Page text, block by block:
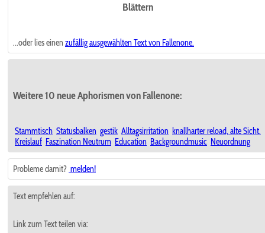
Blättern
...oder lies einen zufällig ausgewählten Text von Fallenone.
Weitere 10 neue Aphorismen von Fallenone:
Stammtisch Statusbalken gestik Alltagsirritation knallharter reload, alte Sicht.
Kreislauf Faszination Neutrum Education Backgroundmusic Neuordnung
Probleme damit? melden!
Text empfehlen auf:
Link zum Text teilen via: